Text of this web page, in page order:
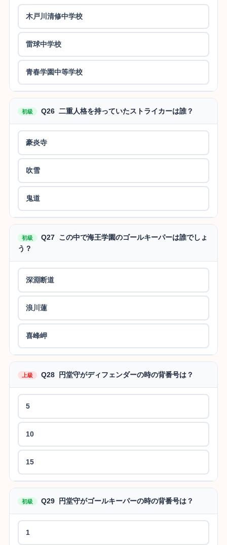
木戸川清修中学校
雷球中学校
青春学園中等学校
初級 Q26 二重人格を持っていたストライカーは誰？
豪炎寺
吹雪
鬼道
初級
Q27 この中で海王学園のゴールキーパーは誰でしょ
う？
深淵断道
浪川蓮
喜峰岬
上級 Q28 円堂守がディフェンダーの時の背番号は？
5
10
15
初級 Q29 円堂守がゴールキーパーの時の背番号は？
1